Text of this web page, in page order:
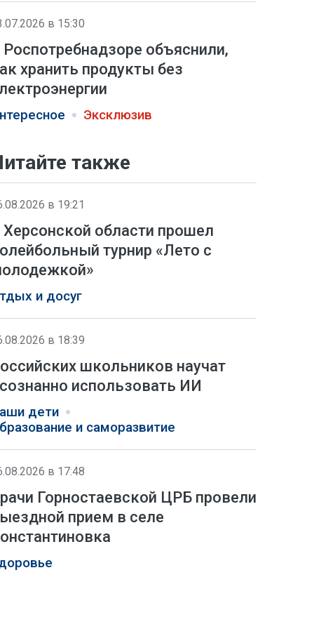
в 15:30
Роспотребнадзоре объяснили,
хранить продукты без
Эксклюзив
также
в 19:21
Херсонской области прошел
турнир «Лето с
и досуг
в 18:39
школьников научат
использовать ИИ
дети
и саморазвитие
в 17:48
Горностаевской ЦРБ провели
прием в селе